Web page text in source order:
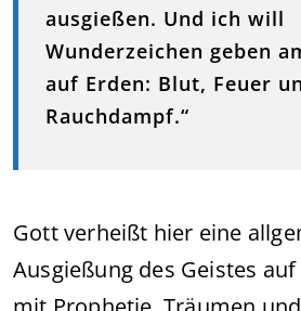
ausgießen. Und ich will
Wunderzeichen geben
auf Erden: Blut, Feuer
Rauchdampf.“
Gott verheißt hier eine
Ausgießung des Geistes